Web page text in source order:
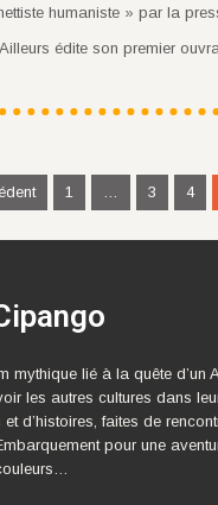
humaniste » par la
édite son premier
1 … 3 4
mythique lié à la quête
les autres cultures dans
d’histoires, faites de
pour une